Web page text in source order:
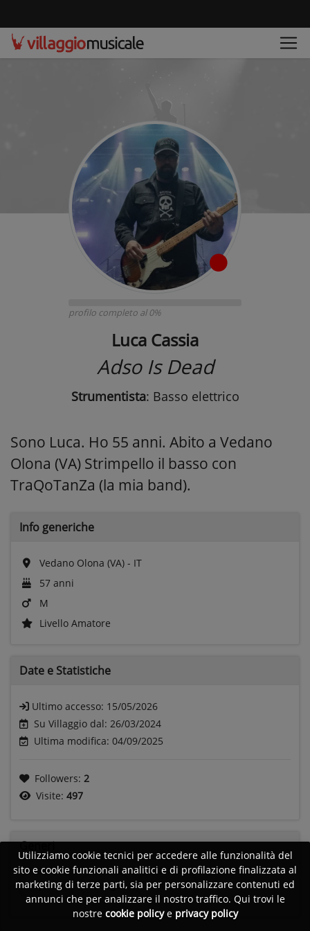
profilo completo al 0%
Luca Cassia
Adso Is Dead
Strumentista: Basso elettrico
Sono Luca. Ho 55 anni. Abito a Vedano
Olona (VA) Strimpello il basso con
TraQoTanZa (la mia band).
Info generiche
Vedano Olona (VA) - IT
57 anni
M
Livello Amatore
Date e Statistiche
Ultimo accesso: 15/05/2026
Su Villaggio dal: 26/03/2024
Ultima modifica: 04/09/2025
Followers: 2
Visite: 497
Generi
Pop rock Grunge Post Punk
Utilizziamo cookie tecnici per accedere alle funzionalità del
sito e cookie funzionali analitici e di profilazione finalizzata al
marketing di terze parti, sia per personalizzare contenuti ed
annunci che per analizzare il nostro traffico. Qui trovi le
nostre cookie policye privacy policy